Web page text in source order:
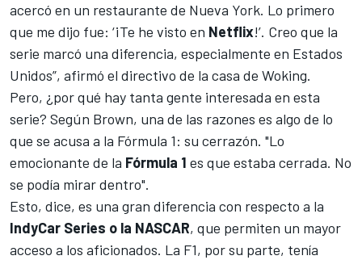
acercó en un restaurante de Nueva York. Lo primero
que me dijo fue: ‘¡Te he visto en Netflix!’. Creo que la
serie marcó una diferencia, especialmente en Estados
Unidos”, afirmó el directivo de la casa de Woking.
Pero, ¿por qué hay tanta gente interesada en esta
serie? Según Brown, una de las razones es algo de lo
que se acusa a la Fórmula 1: su cerrazón. "Lo
emocionante de la Fórmula 1 es que estaba cerrada. No
se podía mirar dentro".
Esto, dice, es una gran diferencia con respecto a la
IndyCar Series o la NASCAR, que permiten un mayor
acceso a los aficionados. La F1, por su parte, tenía